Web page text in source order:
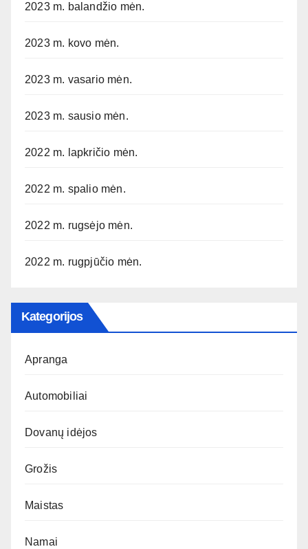
2023 m. balandžio mėn.
2023 m. kovo mėn.
2023 m. vasario mėn.
2023 m. sausio mėn.
2022 m. lapkričio mėn.
2022 m. spalio mėn.
2022 m. rugsėjo mėn.
2022 m. rugpjūčio mėn.
Kategorijos
Apranga
Automobiliai
Dovanų idėjos
Grožis
Maistas
Namai